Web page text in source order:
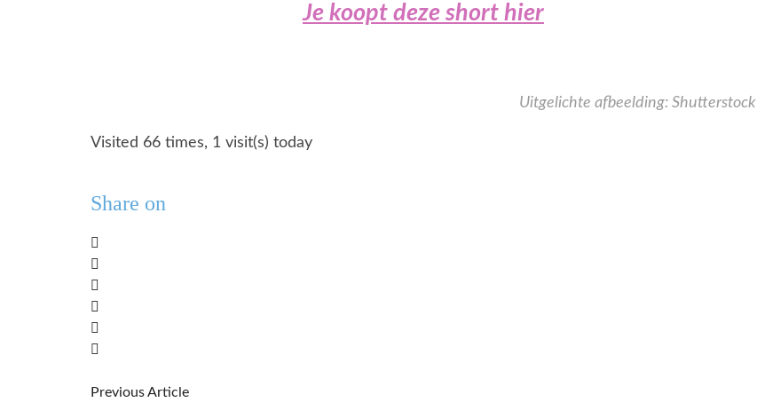
Je koopt deze short hier
Uitgelichte afbeelding: Shutterstock
Visited 66 times, 1 visit(s) today
Share on
Previous Article